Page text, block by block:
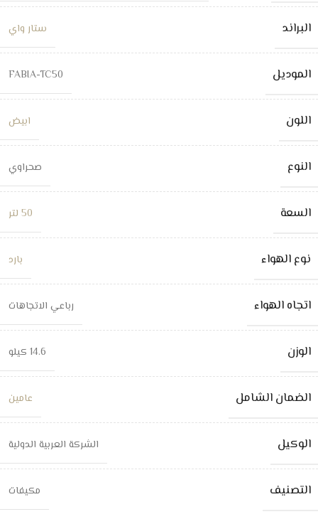
البراند ستار واي
الموديل FABIA-TC50
اللون ابيض
النوع صحراوي
السعة 50 لتر
نوع الهواء بارد
اتجاه الهواء رباعي الاتجاهات
الوزن 14.6 كيلو
الضمان الشامل عامين
الوكيل الشركة العربية الدولية
التصنيف مكيفات